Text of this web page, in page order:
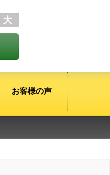
大
お客様の声